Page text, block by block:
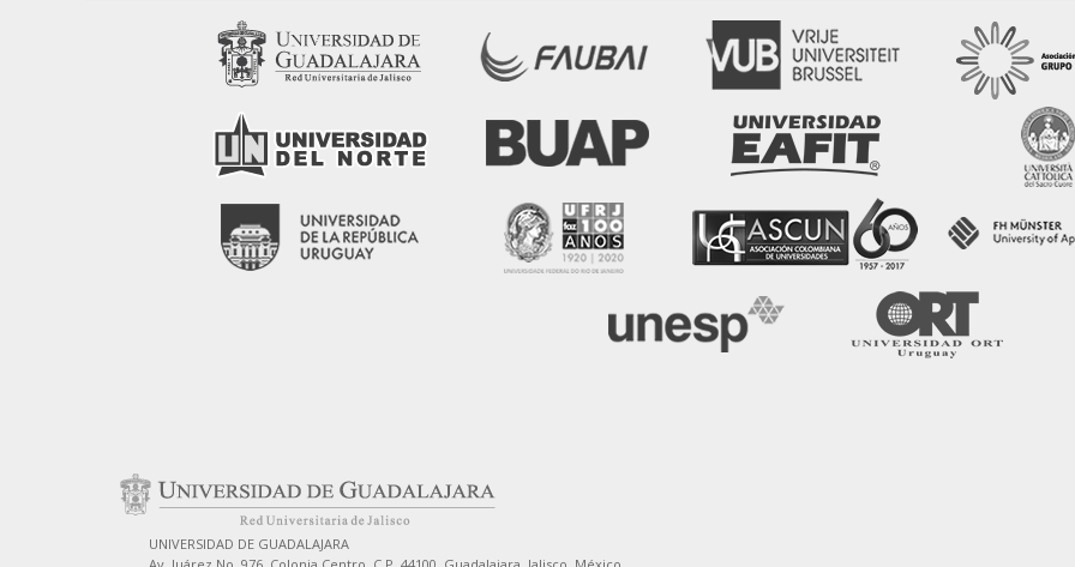
UNIVERSIDAD DE GUADALAJARA
Av. Juárez No. 976, Colonia Centro, C.P. 44100, Guadalajara, Jalisco, México